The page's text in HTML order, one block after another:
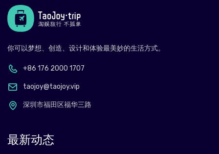
你可以梦想、创造、设计和体验最美妙的生活方式。
+86 176 2000 1707
taojoy@taojoy.vip
深圳市福田区福华三路
最新动态